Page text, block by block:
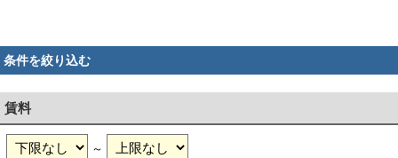
条件を絞り込む
賃料
～